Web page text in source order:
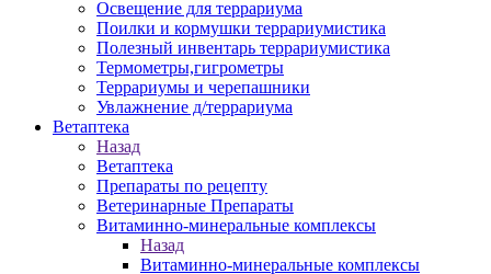
Освещение для террариума
Поилки и кормушки террариумистика
Полезный инвентарь террариумистика
Термометры,гигрометры
Террариумы и черепашники
Увлажнение д/террариума
Ветаптека
Назад
Ветаптека
Препараты по рецепту
Ветеринарные Препараты
Витаминно-минеральные комплексы
Назад
Витаминно-минеральные комплексы